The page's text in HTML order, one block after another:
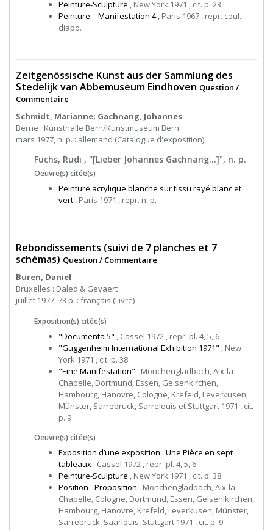
Peinture-Sculpture , New York 1971 , cit. p. 23
Peinture – Manifestation 4, Paris 1967 , repr. coul.
diapo.
Zeitgenössische Kunst aus der Sammlung des
Stedelijk van Abbemuseum Eindhoven Question /
Commentaire
Schmidt, Marianne; Gachnang, Johannes
Berne : Kunsthalle Bern/Kunstmuseum Bern
mars 1977, n. p. : allemand (Catalogue d'exposition)
Fuchs, Rudi , "[Lieber Johannes Gachnang...]", n. p.
Oeuvre(s) citée(s)
Peinture acrylique blanche sur tissu rayé blanc et
vert , Paris 1971 , repr. n. p.
Rebondissements (suivi de 7 planches et 7
schémas) Question / Commentaire
Buren, Daniel
Bruxelles : Daled & Gevaert
juillet 1977, 73 p. : français (Livre)
Exposition(s) citée(s)
"Documenta 5" , Cassel 1972 , repr. pl. 4, 5, 6
"Guggenheim International Exhibition 1971" , New
York 1971 , cit. p. 38
"Eine Manifestation" , Mönchengladbach, Aix-la-
Chapelle, Dortmund, Essen, Gelsenkirchen,
Hambourg, Hanovre, Cologne, Krefeld, Leverkusen,
Münster, Sarrebruck, Sarrelouis et Stuttgart 1971 , cit.
p. 9
Oeuvre(s) citée(s)
Exposition d’une exposition : Une Pièce en sept
tableaux , Cassel 1972 , repr. pl. 4, 5, 6
Peinture-Sculpture , New York 1971 , cit. p. 38
Position - Proposition , Mönchengladbach, Aix-la-
Chapelle, Cologne, Dortmund, Essen, Gelsenlkirchen,
Hambourg, Hanovre, Krefeld, Leverkusen, Münster,
Sarrebruck, Saarlouis, Stuttgart 1971 , cit. p. 9